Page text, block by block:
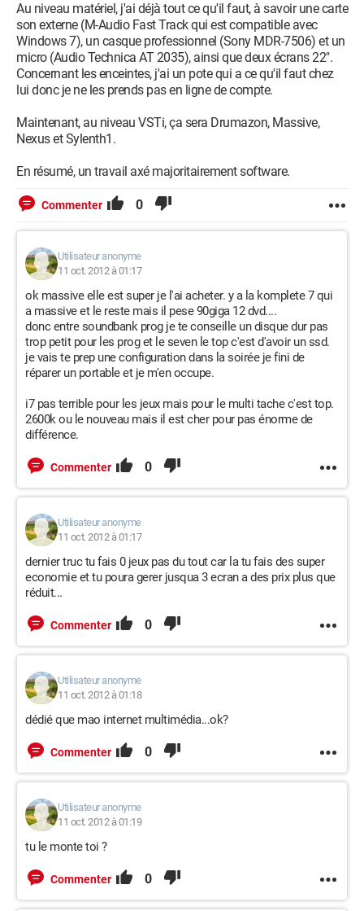
Au niveau matériel, j'ai déjà tout ce qu'il faut, à savoir une carte
son externe (M-Audio Fast Track qui est compatible avec
Windows 7), un casque professionnel (Sony MDR-7506) et un
micro (Audio Technica AT 2035), ainsi que deux écrans 22".
Concernant les enceintes, j'ai un pote qui a ce qu'il faut chez
lui donc je ne les prends pas en ligne de compte.
Maintenant, au niveau VSTi, ça sera Drumazon, Massive,
Nexus et Sylenth1.
En résumé, un travail axé majoritairement software.
Commenter 0
Utilisateur anonyme
11 oct. 2012 à 01:17
ok massive elle est super je l'ai acheter. y a la komplete 7 qui
a massive et le reste mais il pese 90giga 12 dvd....
donc entre soundbank prog je te conseille un disque dur pas
trop petit pour les prog et le seven le top c'est d'avoir un ssd.
je vais te prep une configuration dans la soirée je fini de
réparer un portable et je m'en occupe.
i7 pas terrible pour les jeux mais pour le multi tache c'est top.
2600k ou le nouveau mais il est cher pour pas énorme de
différence.
Commenter 0
Utilisateur anonyme
11 oct. 2012 à 01:17
dernier truc tu fais 0 jeux pas du tout car la tu fais des super
economie et tu poura gerer jusqua 3 ecran a des prix plus que
réduit...
Commenter 0
Utilisateur anonyme
11 oct. 2012 à 01:18
dédié que mao internet multimédia...ok?
Commenter 0
Utilisateur anonyme
11 oct. 2012 à 01:19
tu le monte toi ?
Commenter 0